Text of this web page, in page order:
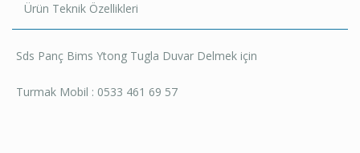
Ürün Teknik Özellikleri
Sds Panç Bims Ytong Tugla Duvar Delmek için
Turmak Mobil : 0533 461 69 57